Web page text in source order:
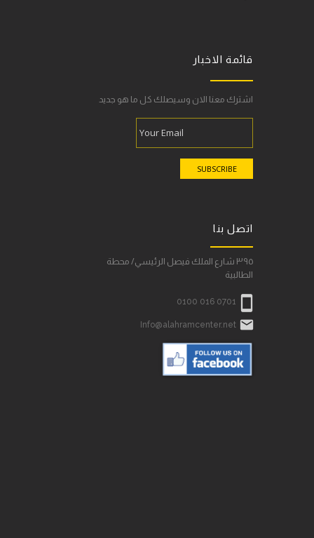
قائمة الاخبار
اشترك معنا الان وسيصلك كل ما هو جديد
اتصل بنا
٣٩٥ شارع الملك فيصل الرئيسي/ محطة
الطالبية
0100 016 0701
Info@alahramcenter.net

